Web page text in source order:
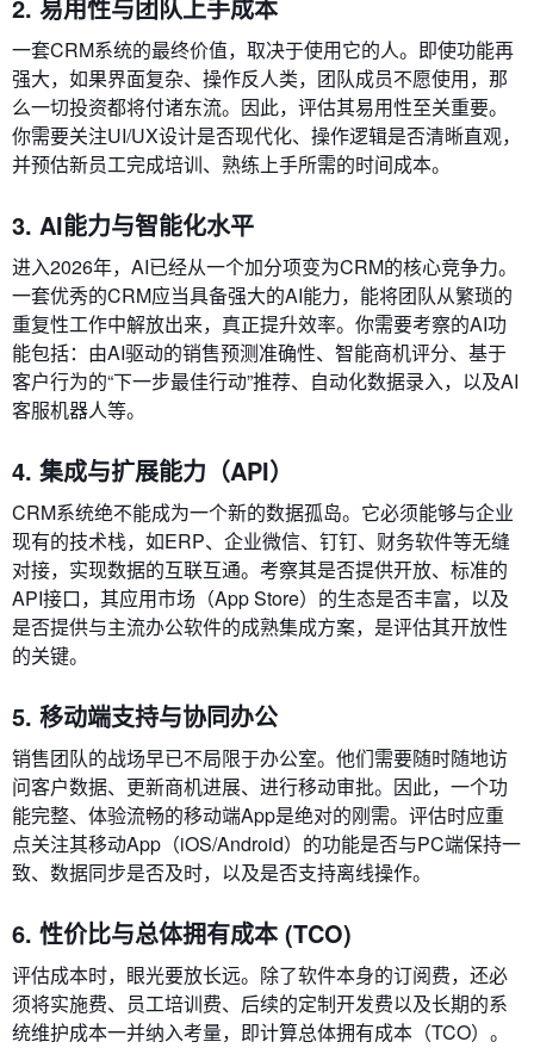
2. 易用性与团队上手成本
一套CRM系统的最终价值，取决于使用它的人。即使功能再
强大，如果界面复杂、操作反人类，团队成员不愿使用，那
么一切投资都将付诸东流。因此，评估其易用性至关重要。
你需要关注UI/UX设计是否现代化、操作逻辑是否清晰直观，
并预估新员工完成培训、熟练上手所需的时间成本。
3. AI能力与智能化水平
进入2026年，AI已经从一个加分项变为CRM的核心竞争力。
一套优秀的CRM应当具备强大的AI能力，能将团队从繁琐的
重复性工作中解放出来，真正提升效率。你需要考察的AI功
能包括：由AI驱动的销售预测准确性、智能商机评分、基于
客户行为的“下一步最佳行动”推荐、自动化数据录入，以及AI
客服机器人等。
4. 集成与扩展能力（API）
CRM系统绝不能成为一个新的数据孤岛。它必须能够与企业
现有的技术栈，如ERP、企业微信、钉钉、财务软件等无缝
对接，实现数据的互联互通。考察其是否提供开放、标准的
API接口，其应用市场（App Store）的生态是否丰富，以及
是否提供与主流办公软件的成熟集成方案，是评估其开放性
的关键。
5. 移动端支持与协同办公
销售团队的战场早已不局限于办公室。他们需要随时随地访
问客户数据、更新商机进展、进行移动审批。因此，一个功
能完整、体验流畅的移动端App是绝对的刚需。评估时应重
点关注其移动App（iOS/Android）的功能是否与PC端保持一
致、数据同步是否及时，以及是否支持离线操作。
6. 性价比与总体拥有成本 (TCO)
评估成本时，眼光要放长远。除了软件本身的订阅费，还必
须将实施费、员工培训费、后续的定制开发费以及长期的系
统维护成本一并纳入考量，即计算总体拥有成本（TCO）。